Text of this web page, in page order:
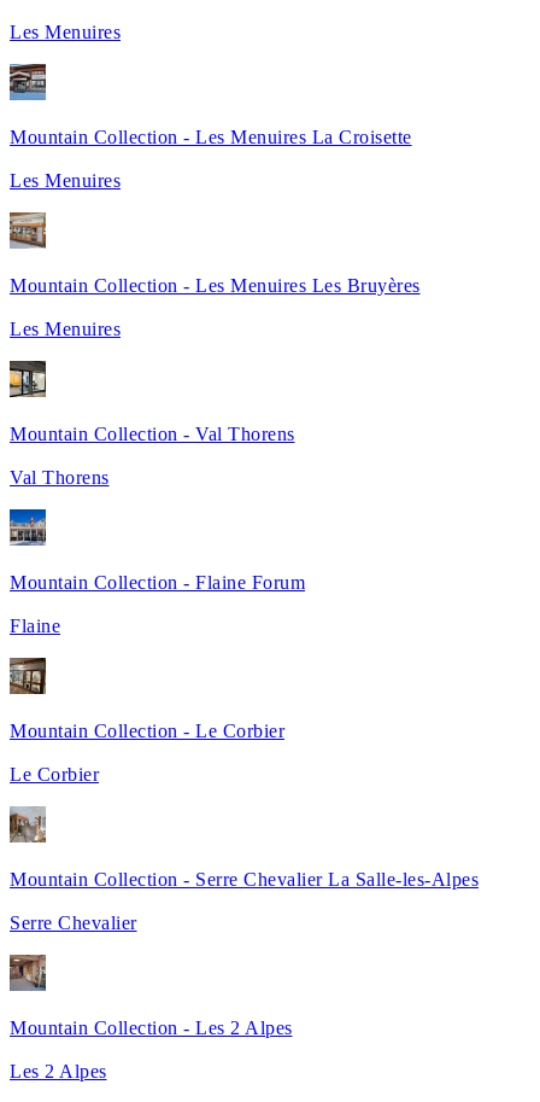
Les Menuires
Mountain Collection - Les Menuires La Croisette
Les Menuires
Mountain Collection - Les Menuires Les Bruyères
Les Menuires
Mountain Collection - Val Thorens
Val Thorens
Mountain Collection - Flaine Forum
Flaine
Mountain Collection - Le Corbier
Le Corbier
Mountain Collection - Serre Chevalier La Salle-les-Alpes
Serre Chevalier
Mountain Collection - Les 2 Alpes
Les 2 Alpes